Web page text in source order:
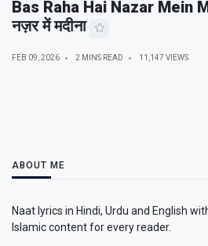
Bas Raha Hai Nazar Mein
नज़र में मदीना
FEB 09, 2026 2 MINS READ 11,147 VIEWS
ABOUT ME
Naat lyrics in Hindi, Urdu and English
Islamic content for every reader.